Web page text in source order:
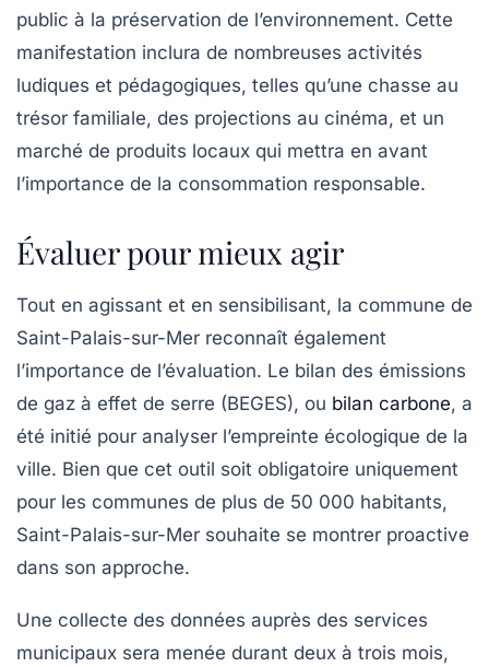
public à la préservation de l’environnement. Cette
manifestation inclura de nombreuses activités
ludiques et pédagogiques, telles qu’une chasse au
trésor familiale, des projections au cinéma, et un
marché de produits locaux qui mettra en avant
l’importance de la consommation responsable.
Évaluer pour mieux agir
Tout en agissant et en sensibilisant, la commune de
Saint-Palais-sur-Mer reconnaît également
l’importance de l’évaluation. Le bilan des émissions
de gaz à effet de serre (BEGES), ou bilan carbone, a
été initié pour analyser l’empreinte écologique de la
ville. Bien que cet outil soit obligatoire uniquement
pour les communes de plus de 50 000 habitants,
Saint-Palais-sur-Mer souhaite se montrer proactive
dans son approche.
Une collecte des données auprès des services
municipaux sera menée durant deux à trois mois,